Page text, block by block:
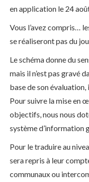
en application le 24
Vous l’avez compris…
se réaliseront pas du
Le schéma donne du
mais il n’est pas gravé
base de son
Pour suivre la mise en
objectifs, nous nous
système d’information
Pour le traduire au
sera repris à leur
communaux ou